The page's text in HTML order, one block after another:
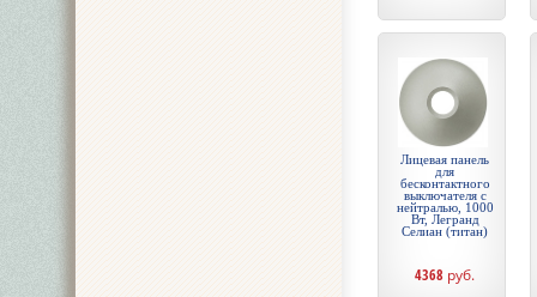
Лицевая панель
для
бесконтактного
выключателя с
нейтралью, 1000
Вт, Легранд
Селиан (титан)
4368 руб.